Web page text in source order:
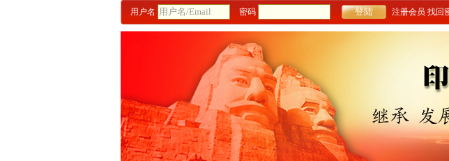
用户名 密码 注册会员 找回